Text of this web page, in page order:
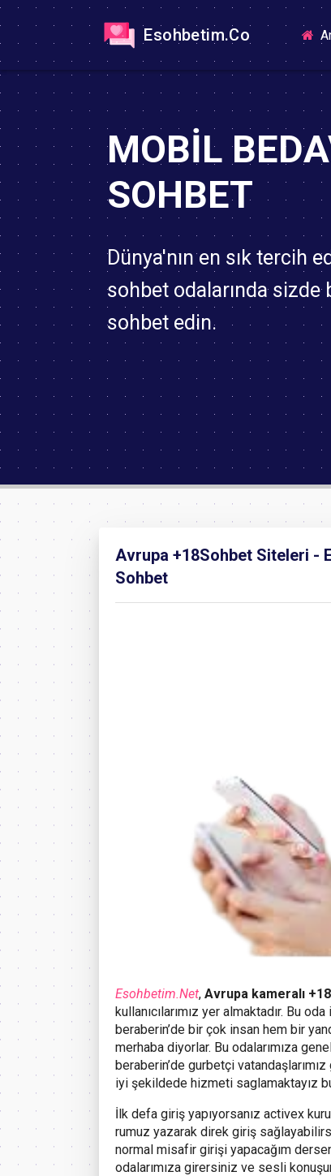
Esohbetim.Co
MOBIL
SOHBET
Dünya'nın en sık tercih
sohbet odalarında sizde
sohbet edin.
Avrupa +18Sohbet Siteleri -
Sohbet
Esohbetim.Net, Avrupa kameralı
kullanıcılarımız yer almaktadır. Bu
beraberin’de bir çok insan hem bir
merhaba diyorlar. Bu odalarımıza
beraberin’de gurbetçi vatandaşlarımız
iyi şekildede hizmeti saglamaktayız bu
İlk defa giriş yapıyorsanız activex
rumuz yazarak direk giriş
normal misafir girişi yapacağım
odalarımıza girersiniz ve sesli